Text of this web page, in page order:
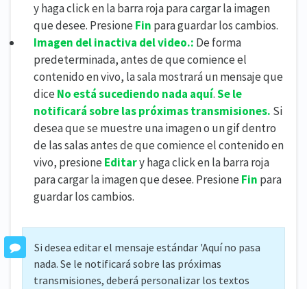
y haga click en la barra roja para cargar la imagen
que desee. Presione Fin para guardar los cambios.
Imagen del inactiva del video.: De forma
predeterminada, antes de que comience el
contenido en vivo, la sala mostrará un mensaje que
dice No está sucediendo nada aquí.Se le
notificará sobre las próximas transmisiones. Si
desea que se muestre una imagen o un gif dentro
de las salas antes de que comience el contenido en
vivo, presione Editary haga click en la barra roja
para cargar la imagen que desee. Presione Fin para
guardar los cambios.
Si desea editar el mensaje estándar 'Aquí no pasa
nada. Se le notificará sobre las próximas
transmisiones, deberá personalizar los textos